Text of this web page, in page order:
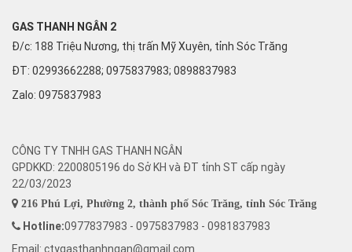
GAS THANH NGÂN 2
Đ/c: 188 Triệu Nương, thị trấn Mỹ Xuyên, tỉnh Sóc Trăng
ĐT: 02993662288; 0975837983; 0898837983
Zalo: 0975837983
CÔNG TY TNHH GAS THANH NGÂN
GPDKKD: 2200805196 do Sở KH và ĐT tỉnh ST cấp ngày
22/03/2023
216 Phú Lợi, Phường 2, thành phố Sóc Trăng, tỉnh Sóc Trăng
Hotline:0977837983 - 0975837983 - 0981837983
Email: ctygasthanhngan@gmail.com